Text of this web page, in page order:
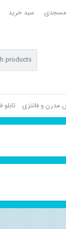
مسجدی سبد خرید
مدرن و فانتزی